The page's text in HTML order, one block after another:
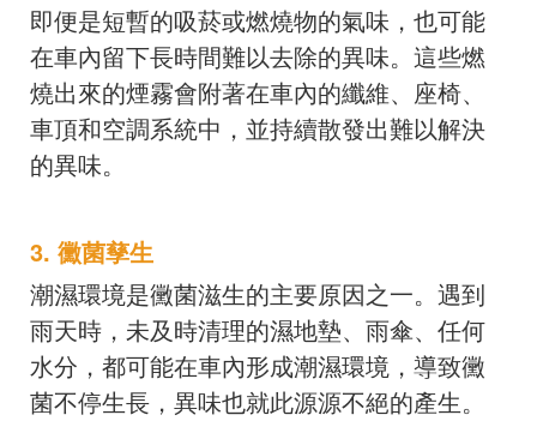
即便是短暫的吸菸或燃燒物的氣味，也可能
在車內留下長時間難以去除的異味。這些燃
燒出來的煙霧會附著在車內的纖維、座椅、
車頂和空調系統中，並持續散發出難以解決
的異味。
3. 黴菌孳生
潮濕環境是黴菌滋生的主要原因之一。遇到
雨天時，未及時清理的濕地墊、雨傘、任何
水分，都可能在車內形成潮濕環境，導致黴
菌不停生長，異味也就此源源不絕的產生。